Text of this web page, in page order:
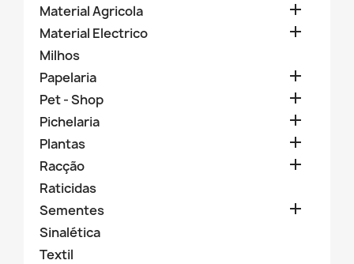
Material Agricola

Material Electrico 
Milhos
Papelaria

Pet - Shop 
Pichelaria 
Plantas 
Racção 
Raticidas
Sementes

Sinalética
Textil